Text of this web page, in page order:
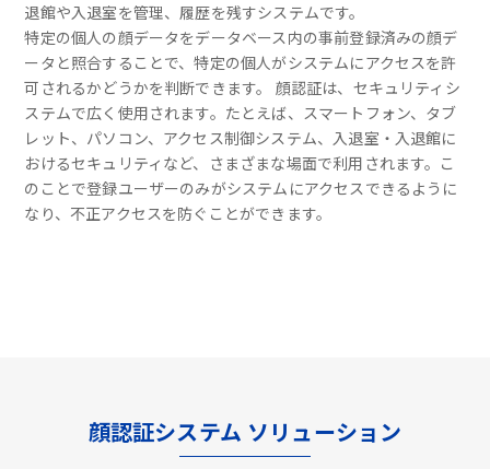
退館や入退室を管理、履歴を残すシステムです。
特定の個人の顔データをデータベース内の事前登録済みの顔デ
ータと照合することで、特定の個人がシステムにアクセスを許
可されるかどうかを判断できます。 顔認証は、セキュリティシ
ステムで広く使用されます。たとえば、スマートフォン、タブ
レット、パソコン、アクセス制御システム、入退室・入退館に
おけるセキュリティなど、さまざまな場面で利用されます。こ
のことで登録ユーザーのみがシステムにアクセスできるように
なり、不正アクセスを防ぐことができます。
顔認証システム ソリューション